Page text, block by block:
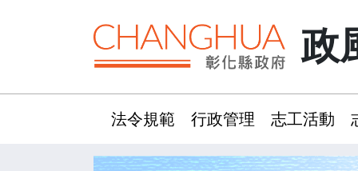
政
法令規範 行政管理 志工活動